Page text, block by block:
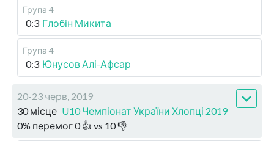
Група 4
0:3 Глобін Микита
Група 4
0:3 Юнусов Алі-Афсар
20-23 черв, 2019
30 місце U10 Чемпіонат України Хлопці 2019
0% перемог0👍 vs 10👎